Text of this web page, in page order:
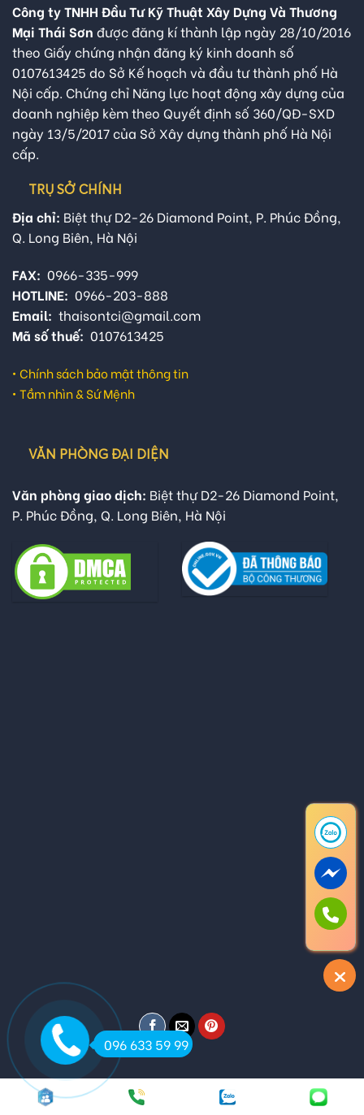
Công ty TNHH Đầu Tư Kỹ Thuật Xây Dựng Và Thương
Mại Thái Sơn được đăng kí thành lập ngày 28/10/2016
theo Giấy chứng nhận đăng ký kinh doanh số
0107613425 do Sở Kế hoạch và đầu tư thành phố Hà
Nội cấp. Chứng chỉ Năng lực hoạt động xây dựng của
doanh nghiệp kèm theo Quyết định số 360/QĐ-SXD
ngày 13/5/2017 của Sở Xây dựng thành phố Hà Nội
cấp.
TRỤ SỞ CHÍNH
Địa chỉ: Biệt thự D2-26 Diamond Point, P. Phúc Đồng,
Q. Long Biên, Hà Nội
FAX: 0966-335-999
HOTLINE: 0966-203-888
Email: thaisontci@gmail.com
Mã số thuế: 0107613425
• Chính sách bảo mật thông tin
• Tầm nhìn & Sứ Mệnh
VĂN PHÒNG ĐẠI DIỆN
Văn phòng giao dịch: Biệt thự D2-26 Diamond Point,
P. Phúc Đồng, Q. Long Biên, Hà Nội
096 633 59 99